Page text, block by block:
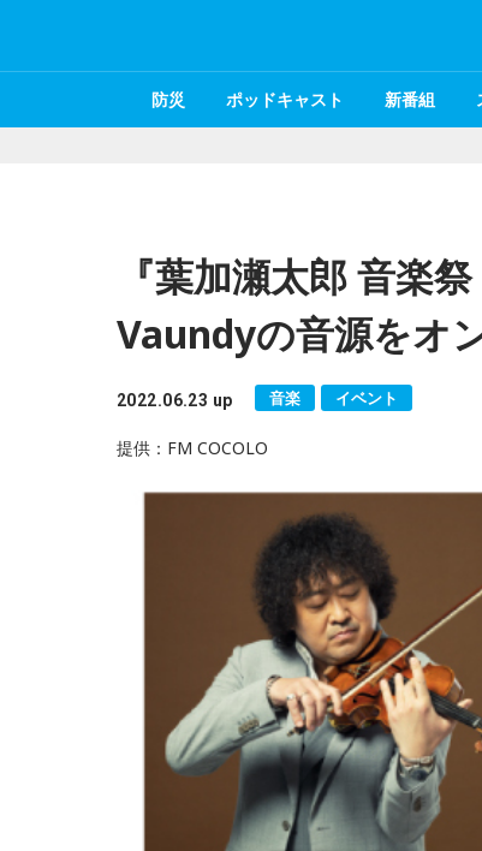
防災 ポッドキャスト 新番組
『葉加瀬太郎 音楽
Vaundyの音源をオ
2022.06.23 up 音楽 イベント
提供：FM COCOLO